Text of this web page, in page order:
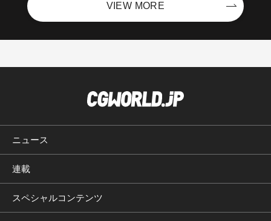
VIEW MORE
ニュース
連載
スペシャルコンテンツ